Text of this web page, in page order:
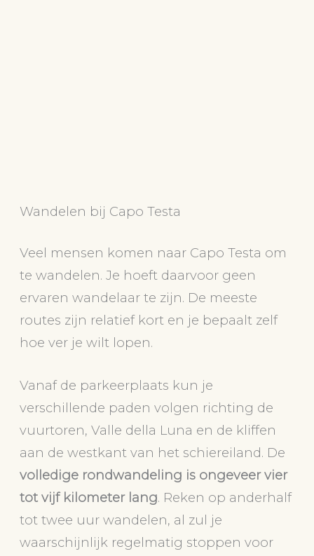
Wandelen bij Capo Testa
Veel mensen komen naar Capo Testa om
te wandelen. Je hoeft daarvoor geen
ervaren wandelaar te zijn. De meeste
routes zijn relatief kort en je bepaalt zelf
hoe ver je wilt lopen.
Vanaf de parkeerplaats kun je
verschillende paden volgen richting de
vuurtoren, Valle della Luna en de kliffen
aan de westkant van het schiereiland. De
volledige rondwandeling is ongeveer vier
tot vijf kilometer lang. Reken op anderhalf
tot twee uur wandelen, al zul je
waarschijnlijk regelmatig stoppen voor